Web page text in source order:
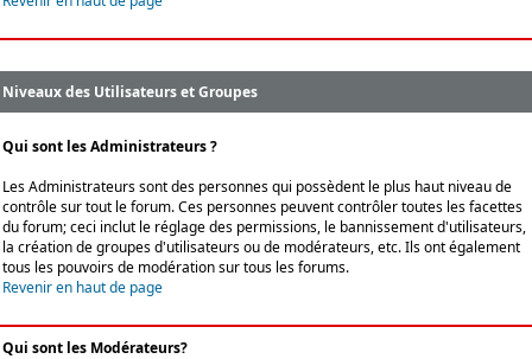
Niveaux des Utilisateurs et Groupes
Qui sont les Administrateurs ?
Les Administrateurs sont des personnes qui possèdent le plus haut niveau de
contrôle sur tout le forum. Ces personnes peuvent contrôler toutes les facettes
du forum; ceci inclut le réglage des permissions, le bannissement d'utilisateurs,
la création de groupes d'utilisateurs ou de modérateurs, etc. Ils ont également
tous les pouvoirs de modération sur tous les forums.
Revenir en haut de page
Qui sont les Modérateurs?